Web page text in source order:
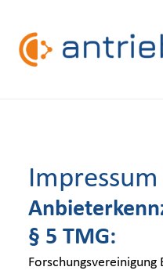
Impressum
§ 5 TMG:
Forschungsverbund
Use Cases